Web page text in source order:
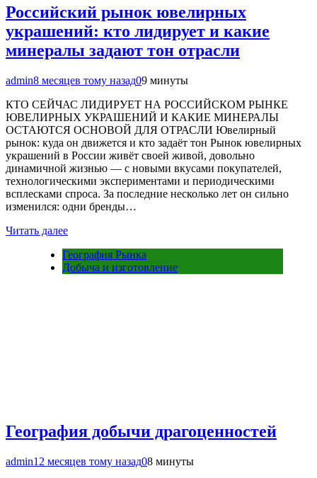
Российский рынок ювелирных
украшений: кто лидирует и какие
минералы задают тон отрасли
admin8 месяцев тому назад09 минуты
КТО СЕЙЧАС ЛИДИРУЕТ НА РОССИЙСКОМ РЫНКЕ
ЮВЕЛИРНЫХ УКРАШЕНИЙ И КАКИЕ МИНЕРАЛЫ
ОСТАЮТСЯ ОСНОВОЙ ДЛЯ ОТРАСЛИ Ювелирный
рынок: куда он движется и кто задаёт тон Рынок ювелирных
украшений в России живёт своей живой, довольно
динамичной жизнью — с новыми вкусами покупателей,
технологическими экспериментами и периодическими
всплесками спроса. За последние несколько лет он сильно
изменился: одни бренды…
Читать далее
География Рынка
Добыча и изготовление
География добычи драгоценностей
admin12 месяцев тому назад08 минуты